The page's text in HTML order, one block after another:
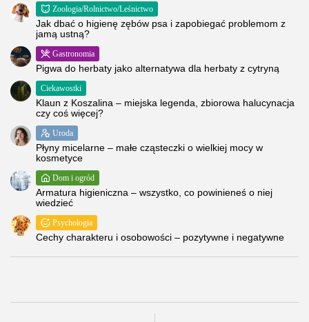
Zoologia/Rolnictwo/Leśnictwo
Jak dbać o higienę zębów psa i zapobiegać problemom z
jamą ustną?
Gastronomia
Pigwa do herbaty jako alternatywa dla herbaty z cytryną
Ciekawostki
Klaun z Koszalina – miejska legenda, zbiorowa halucynacja
czy coś więcej?
Uroda
Płyny micelarne – małe cząsteczki o wielkiej mocy w
kosmetyce
Dom i ogród
Armatura higieniczna – wszystko, co powinieneś o niej
wiedzieć
Psychologia
Cechy charakteru i osobowości – pozytywne i negatywne